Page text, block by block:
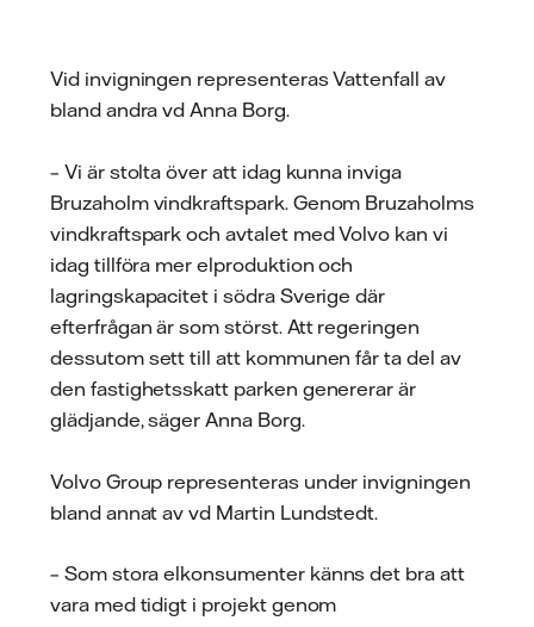
Vid invigningen representeras Vattenfall av
bland andra vd Anna Borg.
– Vi är stolta över att idag kunna inviga
Bruzaholm vindkraftspark. Genom Bruzaholms
vindkraftspark och avtalet med Volvo kan vi
idag tillföra mer elproduktion och
lagringskapacitet i södra Sverige där
efterfrågan är som störst. Att regeringen
dessutom sett till att kommunen får ta del av
den fastighetsskatt parken genererar är
glädjande, säger Anna Borg.
Volvo Group representeras under invigningen
bland annat av vd Martin Lundstedt.
– Som stora elkonsumenter känns det bra att
vara med tidigt i projekt genom